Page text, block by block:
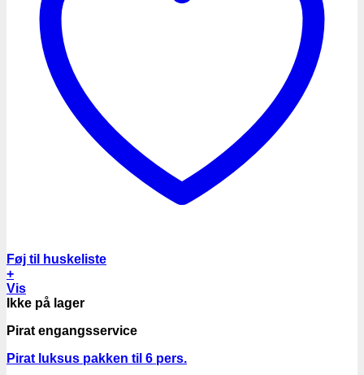
Føj til huskeliste
+
Vis
Ikke på lager
Pirat engangsservice
Pirat luksus pakken til 6 pers.